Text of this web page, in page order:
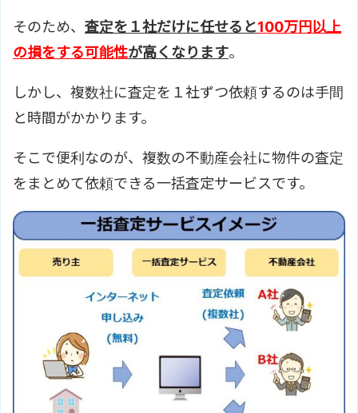
そのため、 査定を１社だけに任せると100万円以上
の損をする可能性が高くなります。
しかし、複数社に査定を１社ずつ依頼するのは手間
と時間がかかります。
そこで便利なのが、複数の不動産会社に物件の査定
をまとめて依頼できる一括査定サービスです。